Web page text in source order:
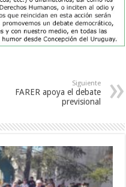
Siguiente
FARER apoya el debate
previsional